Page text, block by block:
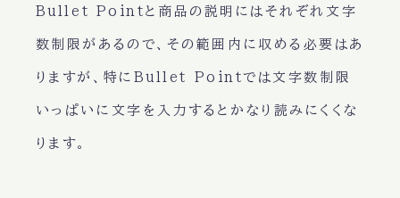
Bullet Pointと商品の説明にはそれぞれ文字
数制限があるので、その範囲内に収める必要はあ
りますが、特にBullet Pointでは文字数制限
いっぱいに文字を入力するとかなり読みにくくな
ります。